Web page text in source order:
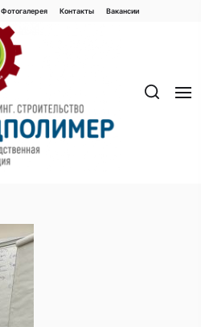
Фотогалерея Контaкты Вакaнсии